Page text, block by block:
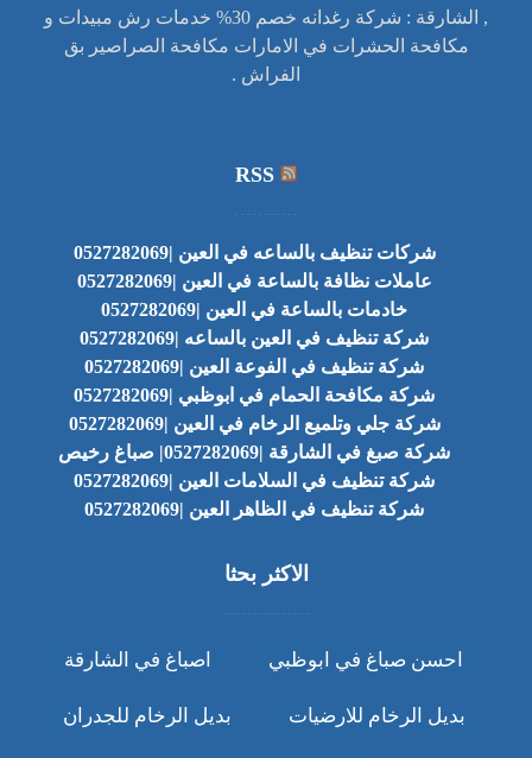
, الشارقة : شركة رغدانه خصم 30% خدمات رش مبيدات و
مكافحة الحشرات في الامارات مكافحة الصراصير بق
الفراش .
RSS
شركات تنظيف بالساعه في العين |0527282069
عاملات نظافة بالساعة في العين |0527282069
خادمات بالساعة في العين |0527282069
شركة تنظيف في العين بالساعه |0527282069
شركة تنظيف في الفوعة العين |0527282069
شركة مكافحة الحمام في ابوظبي |0527282069
شركة جلي وتلميع الرخام في العين |0527282069
شركة صبغ في الشارقة |0527282069| صباغ رخيص
شركة تنظيف في السلامات العين |0527282069
شركة تنظيف في الظاهر العين |0527282069
الاكثر بحثا
احسن صباغ في ابوظبي اصباغ في الشارقة
بديل الرخام للارضيات بديل الرخام للجدران